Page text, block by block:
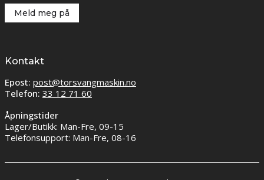
Meld meg på
Kontakt
Epost: post@torsvangmaskin.no
Telefon: 33 12 71 60
Åpningstider
Lager/Butikk: Man-Fre, 09-15
Telefonsupport: Man-Fre, 08-16